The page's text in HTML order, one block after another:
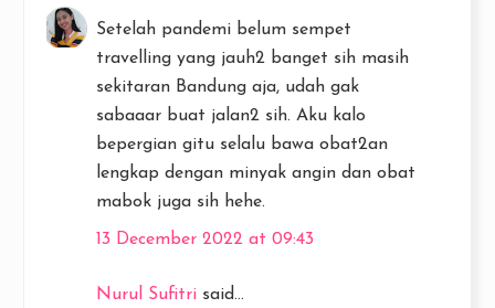
Setelah pandemi belum sempet
travelling yang jauh2 banget sih masih
sekitaran Bandung aja, udah gak
sabaaar buat jalan2 sih. Aku kalo
bepergian gitu selalu bawa obat2an
lengkap dengan minyak angin dan obat
mabok juga sih hehe.
13 December 2022 at 09:43
Nurul Sufitri said...